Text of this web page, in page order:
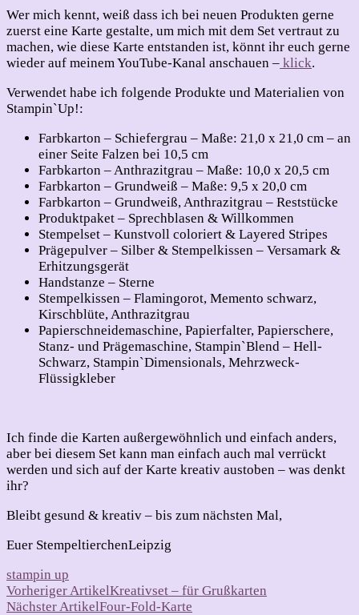
Wer mich kennt, weiß dass ich bei neuen Produkten gerne
zuerst eine Karte gestalte, um mich mit dem Set vertraut zu
machen, wie diese Karte entstanden ist, könnt ihr euch gerne
wieder auf meinem YouTube-Kanal anschauen – klick.
Verwendet habe ich folgende Produkte und Materialien von
Stampin`Up!:
Farbkarton – Schiefergrau – Maße: 21,0 x 21,0 cm – an
einer Seite Falzen bei 10,5 cm
Farbkarton – Anthrazitgrau – Maße: 10,0 x 20,5 cm
Farbkarton – Grundweiß – Maße: 9,5 x 20,0 cm
Farbkarton – Grundweiß, Anthrazitgrau – Reststücke
Produktpaket – Sprechblasen & Willkommen
Stempelset – Kunstvoll coloriert & Layered Stripes
Prägepulver – Silber & Stempelkissen – Versamark &
Erhitzungsgerät
Handstanze – Sterne
Stempelkissen – Flamingorot, Memento schwarz,
Kirschblüte, Anthrazitgrau
Papierschneidemaschine, Papierfalter, Papierschere,
Stanz- und Prägemaschine, Stampin`Blend – Hell-
Schwarz, Stampin`Dimensionals, Mehrzweck-
Flüssigkleber
Ich finde die Karten außergewöhnlich und einfach anders,
aber bei diesem Set kann man einfach auch mal verrückt
werden und sich auf der Karte kreativ austoben – was denkt
ihr?
Bleibt gesund & kreativ – bis zum nächsten Mal,
Euer StempeltierchenLeipzig
stampin up
Beitragsnavigation
Vorheriger ArtikelKreativset – für Grußkarten
Nächster ArtikelFour-Fold-Karte